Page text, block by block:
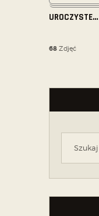
UROCZYSTE…
68 Zdjęć